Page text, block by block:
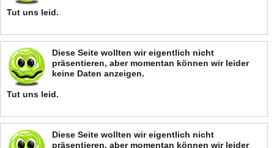
Tut uns leid.
Diese Seite wollten wir eigentlich nicht
präsentieren, aber momentan können wir leider
keine Daten anzeigen.
Tut uns leid.
Diese Seite wollten wir eigentlich nicht
präsentieren, aber momentan können wir leider